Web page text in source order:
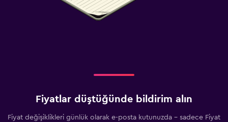
Fiyatlar düştüğünde bildirim alın
Fiyat değişiklikleri günlük olarak e-posta kutunuzda - sadece Fiyat